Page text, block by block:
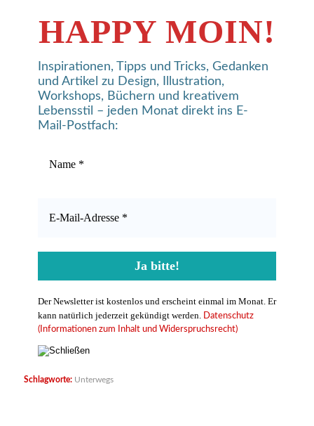
HAPPY MOIN!
Inspirationen, Tipps und Tricks, Gedanken
und Artikel zu Design, Illustration,
Workshops, Büchern und kreativem
Lebensstil – jeden Monat direkt ins E-
Mail-Postfach:
Der Newsletter ist kostenlos und erscheint einmal im Monat. Er
kann natürlich jederzeit gekündigt werden.
Datenschutz
(Informationen zum Inhalt und Widerspruchsrecht)
Schlagworte: Unterwegs